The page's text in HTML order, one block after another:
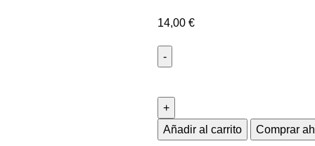
14,00 €
Añadir al carrito Comprar